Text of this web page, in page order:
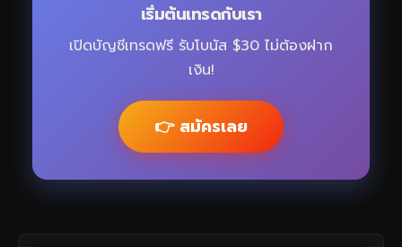
เริ่มต้นเทรดกับเรา
เปิดบัญชีเทรดฟรี รับโบนัส $30 ไม่ต้องฝาก
เงิน!
👉 สมัครเลย